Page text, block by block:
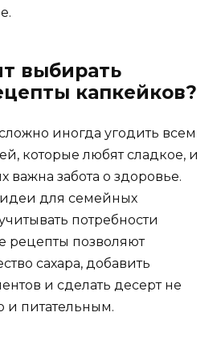
выбирать
капкейков?
иногда угодить всем
которые любят сладкое, и
важна забота о здоровье.
для семейных
потребности
рецепты позволяют
сахара, добавить
и сделать десерт не
и питательным.